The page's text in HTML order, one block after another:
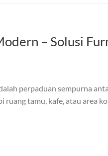
– Solusi
perpaduan sempurna
tamu, kafe, atau area